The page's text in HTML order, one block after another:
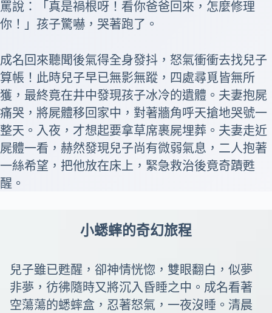
罵說：「真是禍根呀！看你爸爸回來，怎麼修理
你！」孩子驚嚇，哭著跑了。
成名回來聽聞後氣得全身發抖，怒氣衝衝去找兒子
算帳！此時兒子早已無影無蹤，四處尋覓皆無所
獲，最終竟在井中發現孩子冰冷的遺體。夫妻抱屍
痛哭，將屍體移回家中，對著牆角呼天搶地哭號一
整天。入夜，才想起要拿草席裹屍埋葬。夫妻走近
屍體一看，赫然發現兒子尚有微弱氣息，二人抱著
一絲希望，把他放在床上，緊急救治後竟奇蹟甦
醒。
小蟋蟀的奇幻旅程
兒子雖已甦醒，卻神情恍惚，雙眼翻白，似夢
非夢，彷彿隨時又將沉入昏睡之中。成名看著
空蕩蕩的蟋蟀盒，忍著怒氣，一夜沒睡。清晨